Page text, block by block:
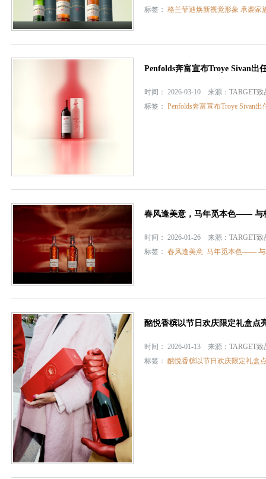
标签： 格兰菲迪焕新视觉形象 承袭家
Penfolds奔富宣布Troye Sivan出
时间： 2026-03-10 来源： TARGET致
标签： Penfolds奔富宣布Troye Sivan
春风逢美意，马年觅本色—— 与
时间： 2026-01-26 来源： TARGET致
标签： 春风逢美意 马年觅本色—— 与
酩悦香槟以节日欢庆限定礼盒点
时间： 2026-01-13 来源： TARGET致
标签： 酩悦香槟以节日欢庆限定礼盒